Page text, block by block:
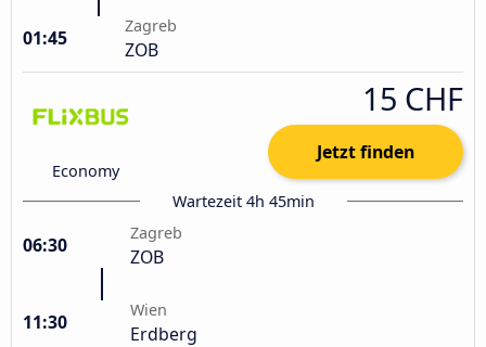
01:45
Zagreb
ZOB
Economy
15 CHF
Jetzt finden
Wartezeit 4h 45min
06:30
Zagreb
ZOB
11:30
Wien
Erdberg